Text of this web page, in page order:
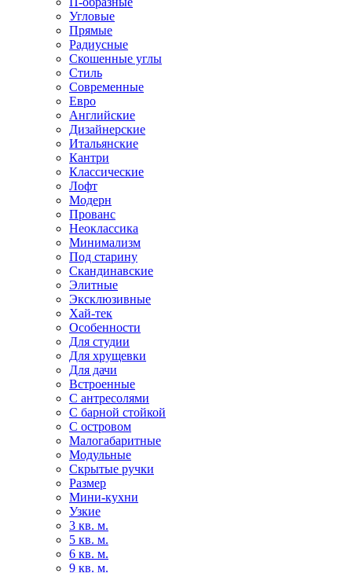
Угловые
Прямые
Радиусные
Скошенные углы
Стиль
Современные
Евро
Английские
Дизайнерские
Итальянские
Кантри
Классические
Лофт
Модерн
Прованс
Неоклассика
Минимализм
Под старину
Скандинавские
Элитные
Эксклюзивные
Хай-тек
Особенности
Для студии
Для хрущевки
Для дачи
Встроенные
С антресолями
С барной стойкой
С островом
Малогабаритные
Модульные
Скрытые ручки
Размер
Мини-кухни
Узкие
3 кв. м.
5 кв. м.
6 кв. м.
9 кв. м.